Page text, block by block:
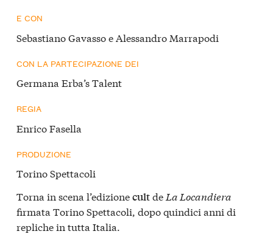
E CON
Sebastiano Gavasso e Alessandro Marrapodi
CON LA PARTECIPAZIONE DEI
Germana Erba’s Talent
REGIA
Enrico Fasella
PRODUZIONE
Torino Spettacoli
Torna in scena l’edizionecultde La Locandiera
firmata Torino Spettacoli, dopo quindici anni di
repliche in tutta Italia.